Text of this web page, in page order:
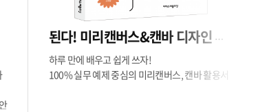
된다! 미리캔버스&캔바 디자인 수업
하루 만에 배우고 쉽게 쓰자!
100% 실무 예제 중심의 미리캔버스, 캔바 활용서